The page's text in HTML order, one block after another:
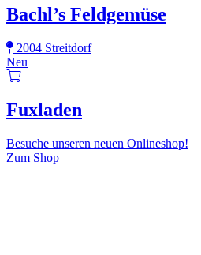
Bachl’s Feldgemüse
2004 Streitdorf
Neu
Fuxladen
Besuche unseren neuen Onlineshop!
Zum Shop